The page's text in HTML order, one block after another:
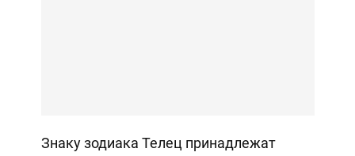
Знаку зодиака Телец принадлежат